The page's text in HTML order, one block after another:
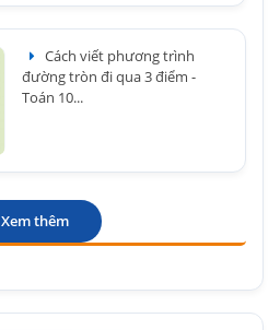
Cách viết phương trình
đường tròn đi qua 3 điểm -
Toán 10...
Xem thêm